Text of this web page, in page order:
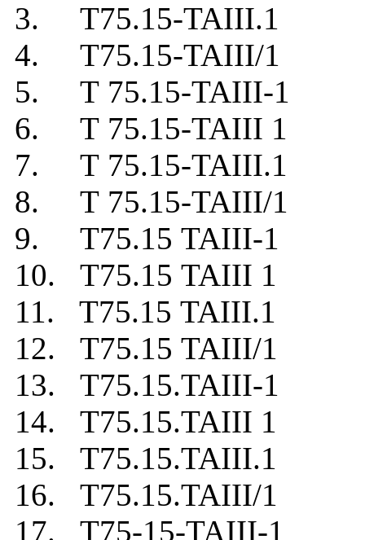
3. Т75.15-TAIII.1
4. Т75.15-TAIII/1
5. Т 75.15-TAIII-1
6. Т 75.15-TAIII 1
7. Т 75.15-TAIII.1
8. Т 75.15-TAIII/1
9. Т75.15 TAIII-1
10. Т75.15 TAIII 1
11. Т75.15 TAIII.1
12. Т75.15 TAIII/1
13. Т75.15.TAIII-1
14. Т75.15.TAIII 1
15. Т75.15.TAIII.1
16. Т75.15.TAIII/1
17. Т75-15-TAIII-1